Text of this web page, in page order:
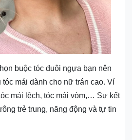
buộc tóc đuôi ngựa bạn nên
tóc mái dành cho nữ trán cao. Ví
mái lệch, tóc mái vòm,… Sự kết
trẻ trung, năng động và tự tin